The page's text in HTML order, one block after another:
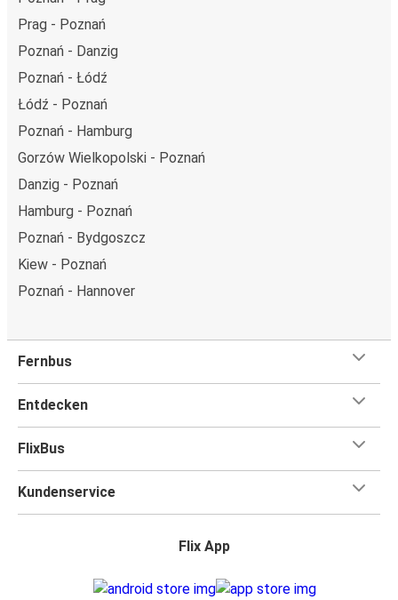
Prag - Poznań
Poznań - Danzig
Poznań - Łódź
Łódź - Poznań
Poznań - Hamburg
Gorzów Wielkopolski - Poznań
Danzig - Poznań
Hamburg - Poznań
Poznań - Bydgoszcz
Kiew - Poznań
Poznań - Hannover
Fernbus
Entdecken
FlixBus
Kundenservice
Flix App